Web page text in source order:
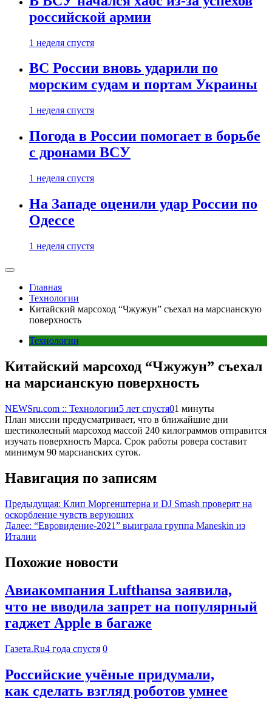
российской армии
1 неделя спустя
ВС России вновь ударили по
морским судам и портам Украины
1 неделя спустя
Погода в России помогает в борьбе
с дронами ВСУ
1 неделя спустя
На Западе оценили удар России по
Одессе
1 неделя спустя
Главная
Технологии
Китайский марсоход “Чжужун” съехал на марсианскую
поверхность
Технологии
Китайский марсоход “Чжужун” съехал
на марсианскую поверхность
NEWSru.com :: Технологии5 лет спустя01 минуты
План миссии предусматривает, что в ближайшие дни
шестиколесный марсоход массой 240 килограммов отправится
изучать поверхность Марса. Срок работы ровера составит
минимум 90 марсианских суток.
Навигация по записям
Предыдущая: Клип Моргенштерна и DJ Smash проверят на
оскорбление чувств верующих
Далее: “Евровидение-2021” выиграла группа Maneskin из
Италии
Похожие новости
Авиакомпания Lufthansa заявила,
что не вводила запрет на популярный
гаджет Apple в багаже
Газета.Ru4 года спустя 0
Российские учёные придумали,
как сделать взгляд роботов умнее